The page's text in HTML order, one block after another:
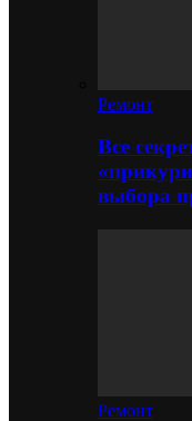
Ремонт
Все
выбора
Ремонт